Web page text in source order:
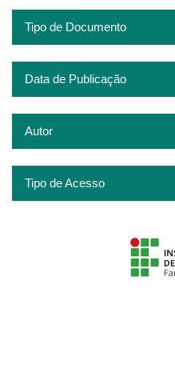
Tipo de Documento
Data de Publicação
Autor
Tipo de Acesso